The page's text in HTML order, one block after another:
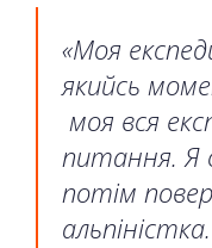
«Моя
якийсь
моя вся
питання. Я
потім
альпіністка.